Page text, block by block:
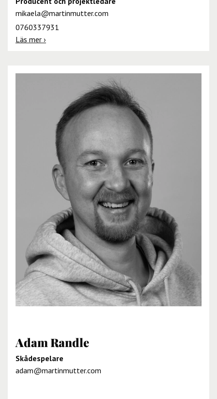
mikaela@martinmutter.com
0760337931
Läs mer ›
Adam Randle
Skådespelare
adam@martinmutter.com